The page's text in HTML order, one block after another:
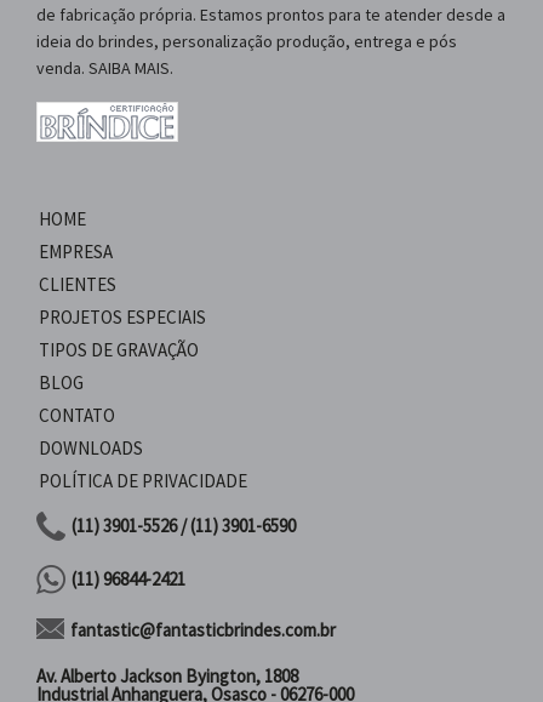
de fabricação própria. Estamos prontos para te atender desde a
ideia do brindes, personalização produção, entrega e pós
venda. SAIBA MAIS.
HOME
EMPRESA
CLIENTES
PROJETOS ESPECIAIS
TIPOS DE GRAVAÇÃO
BLOG
CONTATO
DOWNLOADS
POLÍTICA DE PRIVACIDADE
(11) 3901-5526 / (11) 3901-6590
(11) 96844-2421
fantastic@fantasticbrindes.com.br
Av. Alberto Jackson Byington, 1808
Industrial Anhanguera, Osasco - 06276-000